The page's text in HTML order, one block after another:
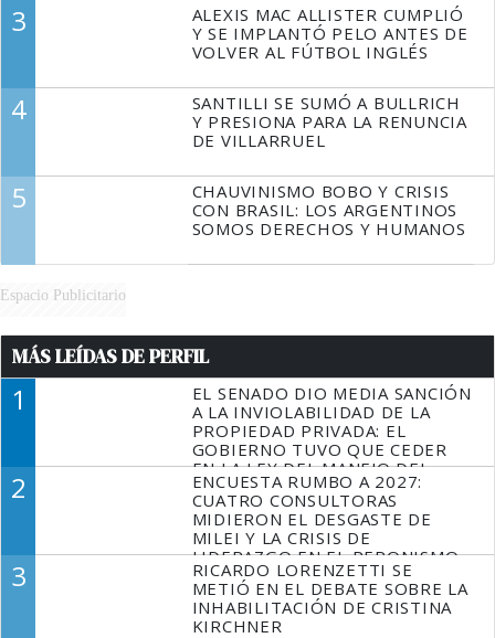
3
ALEXIS MAC ALLISTER CUMPLIÓ
Y SE IMPLANTÓ PELO ANTES DE
VOLVER AL FÚTBOL INGLÉS
4
SANTILLI SE SUMÓ A BULLRICH
Y PRESIONA PARA LA RENUNCIA
DE VILLARRUEL
5
CHAUVINISMO BOBO Y CRISIS
CON BRASIL: LOS ARGENTINOS
SOMOS DERECHOS Y HUMANOS
Espacio Publicitario
MÁS LEÍDAS DE PERFIL
1
EL SENADO DIO MEDIA SANCIÓN
A LA INVIOLABILIDAD DE LA
PROPIEDAD PRIVADA: EL
GOBIERNO TUVO QUE CEDER
EN LA LEY DEL MANEJO DEL
FUEGO
2
ENCUESTA RUMBO A 2027:
CUATRO CONSULTORAS
MIDIERON EL DESGASTE DE
MILEI Y LA CRISIS DE
LIDERAZGO EN EL PERONISMO
3
RICARDO LORENZETTI SE
METIÓ EN EL DEBATE SOBRE LA
INHABILITACIÓN DE CRISTINA
KIRCHNER